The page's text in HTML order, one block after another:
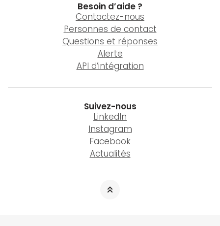
Besoin d’aide ?
Contactez-nous
Personnes de contact
Questions et réponses
Alerte
API d’intégration
Suivez-nous
LinkedIn
Instagram
Facebook
Actualités